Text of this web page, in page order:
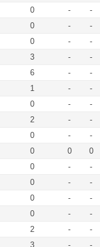
0 -
-
0 -
-
0 -
-
3 -
-
6 -
-
1 -
-
0 -
-
2 -
-
0 -
-
0 0
0
0 -
-
0 -
-
0 -
-
0 -
-
2 -
-
3 -
-